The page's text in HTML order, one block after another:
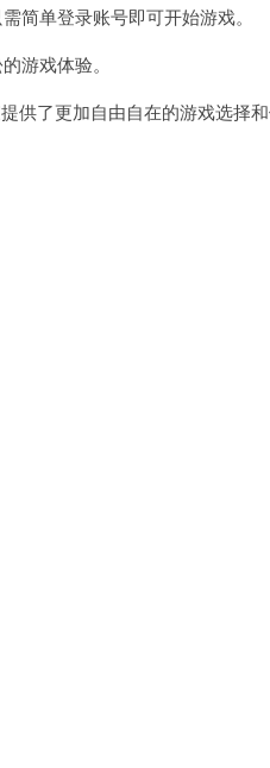
单登录账号即可开始游戏。
游戏体验。
了更加自由自在的游戏选择和